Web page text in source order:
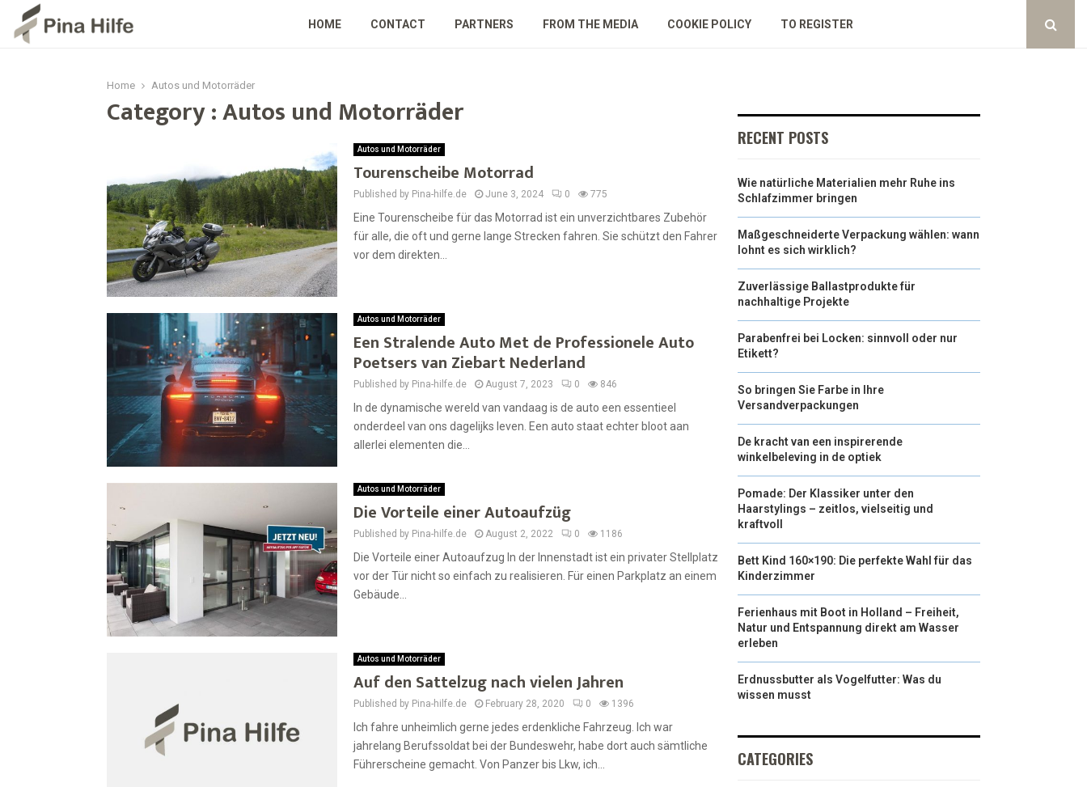
HOME CONTACT PARTNERS FROM THE MEDIA COOKIE POLICY TO REGISTER
Home Autos und Motorräder
Category : Autos und Motorräder
Autos und Motorräder
Tourenscheibe Motorrad
Published by Pina-hilfe.de June 3, 2024 0 775
Eine Tourenscheibe für das Motorrad ist ein unverzichtbares Zubehör
für alle, die oft und gerne lange Strecken fahren. Sie schützt den Fahrer
vor dem direkten...
Autos und Motorräder
Een Stralende Auto Met de Professionele Auto
Poetsers van Ziebart Nederland
Published by Pina-hilfe.de August 7, 2023 0 846
In de dynamische wereld van vandaag is de auto een essentieel
onderdeel van ons dagelijks leven. Een auto staat echter bloot aan
allerlei elementen die...
Autos und Motorräder
Die Vorteile einer Autoaufzüg
Published by Pina-hilfe.de August 2, 2022 0 1186
Die Vorteile einer Autoaufzug In der Innenstadt ist ein privater Stellplatz
vor der Tür nicht so einfach zu realisieren. Für einen Parkplatz an einem
Gebäude...
Autos und Motorräder
Auf den Sattelzug nach vielen Jahren
Published by Pina-hilfe.de February 28, 2020 0 1396
Ich fahre unheimlich gerne jedes erdenkliche Fahrzeug. Ich war
jahrelang Berufssoldat bei der Bundeswehr, habe dort auch sämtliche
Führerscheine gemacht. Von Panzer bis Lkw, ich...
RECENT POSTS
Wie natürliche Materialien mehr Ruhe ins
Schlafzimmer bringen
Maßgeschneiderte Verpackung wählen: wann
lohnt es sich wirklich?
Zuverlässige Ballastprodukte für
nachhaltige Projekte
Parabenfrei bei Locken: sinnvoll oder nur
Etikett?
So bringen Sie Farbe in Ihre
Versandverpackungen
De kracht van een inspirerende
winkelbeleving in de optiek
Pomade: Der Klassiker unter den
Haarstylings – zeitlos, vielseitig und
kraftvoll
Bett Kind 160×190: Die perfekte Wahl für das
Kinderzimmer
Ferienhaus mit Boot in Holland – Freiheit,
Natur und Entspannung direkt am Wasser
erleben
Erdnussbutter als Vogelfutter: Was du
wissen musst
CATEGORIES